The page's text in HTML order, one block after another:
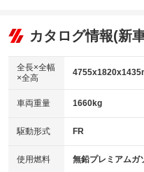
リフトアップ
：装備なし
：装備なし
パワーウィンドウ
アイドリングストップ
：装備あり
USB入力端子
：装備あり
100V電源
：装備なし
ビジュアル
：装備なし
：装備あり
革シート
キーレス
HID(キセノンライト)
：装備なし
バックカメラ
：装備あり
カタログ情報(新
全長×全幅
×全高
車両重量 1660kg
駆動形式 FR
使用燃料 無鉛プレミアムガ